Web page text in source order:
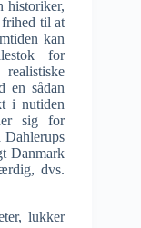
historiker,
frihed til at
kan
for
en sådan
i nutiden
sig for
Danmark
dvs.
lukker